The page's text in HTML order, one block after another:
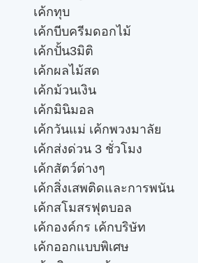
เค้กทุบ
เค้กบีบครีมดอกไม้
เค้กปั้น3มิติ
เค้กผลไม้สด
เค้กม้วนเงิน
เค้กมินิมอล
เค้กวันแม่ เค้กพวงมาลัย
เค้กส่งด่วน 3 ชั่วโมง
เค้กสัตว์ต่างๆ
เค้กสิ่งเสพติดและการพนัน
เค้กสโมสรฟุตบอล
เค้กองค์กร เค้กบริษัท
เค้กออกแบบพิเศษ